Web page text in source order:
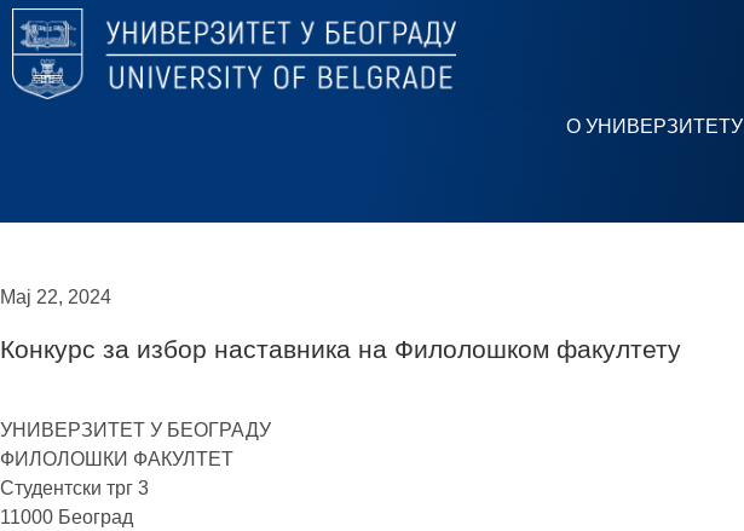
О УНИВЕРЗИТЕТУ
Мај 22, 2024
Конкурс за избор наставника на Филолошком факултету
УНИВЕРЗИТЕТ У БЕОГРАДУ
ФИЛОЛОШКИ ФАКУЛТЕТ
Студентски трг 3
11000 Београд